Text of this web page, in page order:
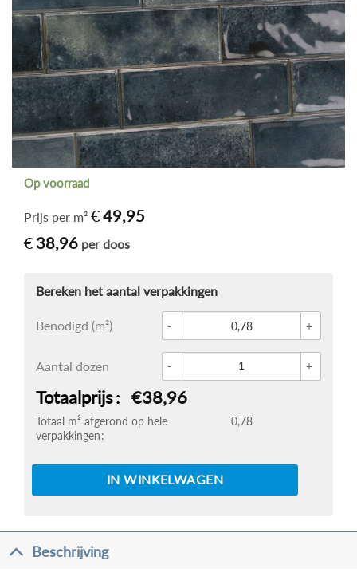
Prijs per m² €49,95
€ 38,96 per doos
Op voorraad
Benodigd (m²)
Aantal dozen
Totaal m² afgerond op hele
verpakkingen
0,78
Totaalprijs €38,96
IN WINKELWAGEN
Beschrijving